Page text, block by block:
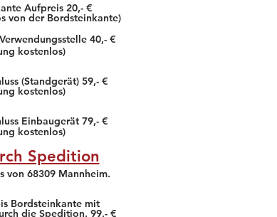
Aufpreis 20,- €
von der Bordsteinkante)
40,- €
kostenlos)
(Standgerät) 59,- €
kostenlos)
Einbaugerät 79,- €
kostenlos)
Spedition
von 68309 Mannheim.
Bordsteinkante mit
die Spedition. 99,- €